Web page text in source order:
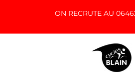
ON RECRUTE AU